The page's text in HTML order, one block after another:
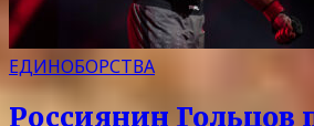
ЕДИНОБОРСТВА
Россиянин Гольцов